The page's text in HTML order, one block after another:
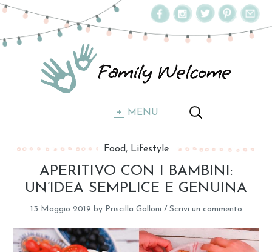
MENU
Food Lifestyle
APERITIVO CON I BAMBINI:
UN’IDEA SEMPLICE E GENUINA
13 Maggio 2019 by Priscilla Galloni / Scrivi un commento